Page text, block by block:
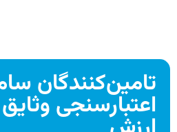
تامین‌کنندگان
اعتبارسنجی